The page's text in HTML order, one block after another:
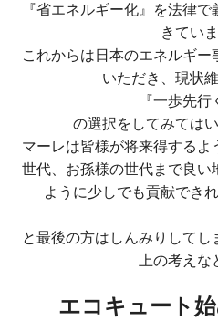
『省エネルギー化』を法律
きていま
これからは日本のエネルギ
いただき、現状
『一歩先行
の選択をしてみては
マーレは皆様が将来得する
世代、お孫様の世代まで良い
ように少しでも貢献でき
と最後の方はしんみりして
上の考えな
エコキュート